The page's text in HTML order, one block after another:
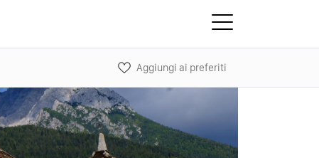
Aggiungi ai preferiti